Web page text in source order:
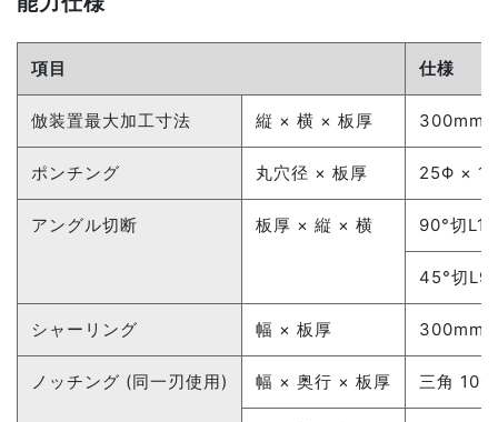
項目 仕様
倣装置最大加工寸法 縦 × 横 × 板厚 300mm
ポンチング 丸穴径 × 板厚 25Φ ×
アングル切断 板厚 × 縦 × 横 90°切
45°切
シャーリング 幅 × 板厚 300mm
ノッチング (同一刃使用) 幅 × 奥行 × 板厚 三角